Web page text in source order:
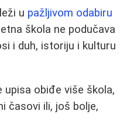
u pažljivom odabiru
škola ne podučava
i duh, istoriju i kulturu
upisa obiđe više škola,
časovi ili, još bolje,